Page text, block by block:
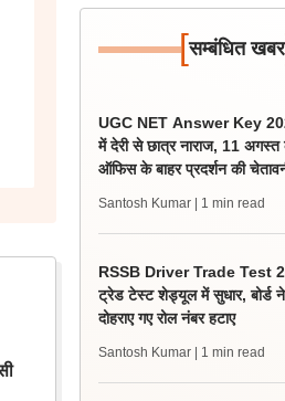
[सम्बंधित खबर
UGC NET Answer Key
में देरी से छात्र नाराज, 11 अगस्त
ऑफिस के बाहर प्रदर्शन की
Santosh Kumar | 1 min read
RSSB Driver Trade Test
ट्रेड टेस्ट शेड्यूल में सुधार, बोर्ड
दोहराए गए रोल नंबर हटाए
Santosh Kumar | 1 min read